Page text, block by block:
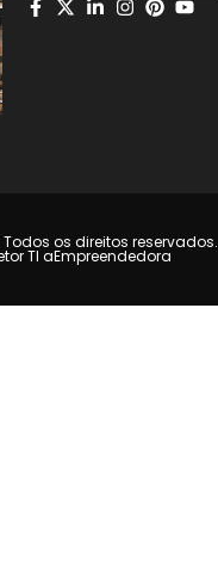
os direitos reservados.
TI aEmpreendedora